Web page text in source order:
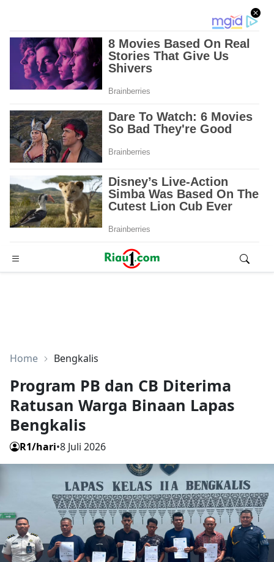
Advertisement
Home Bengkalis
Program PB dan CB Diterima
Ratusan Warga Binaan Lapas
Bengkalis
R1/hari•8 Juli 2026